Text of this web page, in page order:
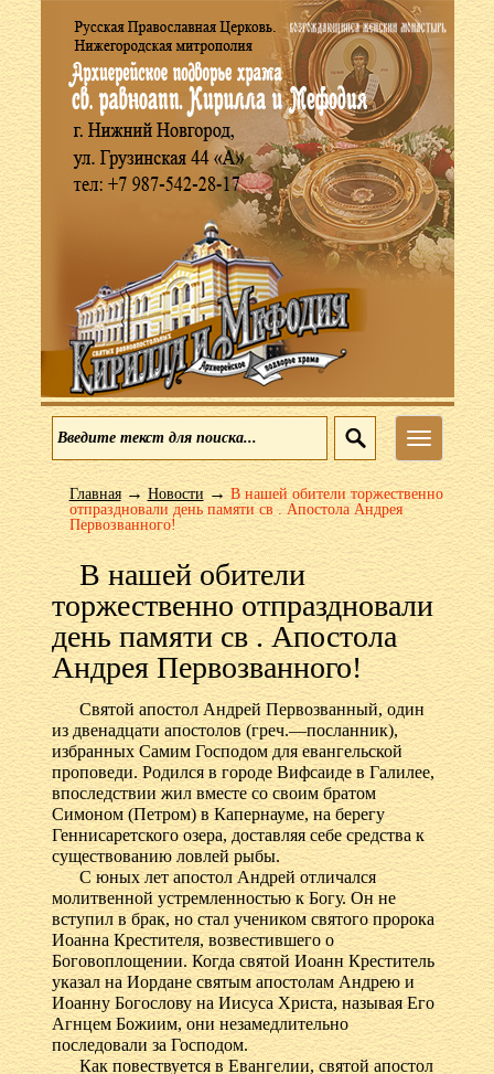
Меню
Главная→Новости→В нашей обители торжественно
отпраздновали день памяти св . Апостола Андрея
Первозванного!
В нашей обители
торжественно отпраздновали
день памяти св . Апостола
Андрея Первозванного!
Святой апостол Андрей Первозванный, один
из двенадцати апостолов (греч.—посланник),
избранных Самим Господом для евангельской
проповеди. Родился в городе Вифсаиде в Галилее,
впоследствии жил вместе со своим братом
Симоном (Петром) в Капернауме, на берегу
Геннисаретского озера, доставляя себе средства к
существованию ловлей рыбы.
С юных лет апостол Андрей отличался
молитвенной устремленностью к Богу. Он не
вступил в брак, но стал учеником святого пророка
Иоанна Крестителя, возвестившего о
Боговоплощении. Когда святой Иоанн Креститель
указал на Иордане святым апостолам Андрею и
Иоанну Богослову на Иисуса Христа, называя Его
Агнцем Божиим, они незамедлительно
последовали за Господом.
Как повествуется в Евангелии, святой апостол